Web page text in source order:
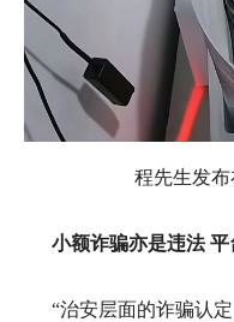
程先生发
小额诈骗亦是违法
“治安层面的诈骗认定